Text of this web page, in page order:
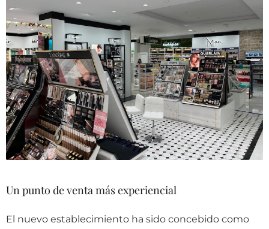
Un punto de venta más experiencial
El nuevo establecimiento ha sido concebido como